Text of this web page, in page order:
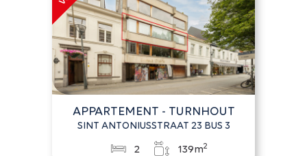
APPARTEMENT - TURNHOUT
SINT ANTONIUSSTRAAT 23 BUS 3
2 139m2